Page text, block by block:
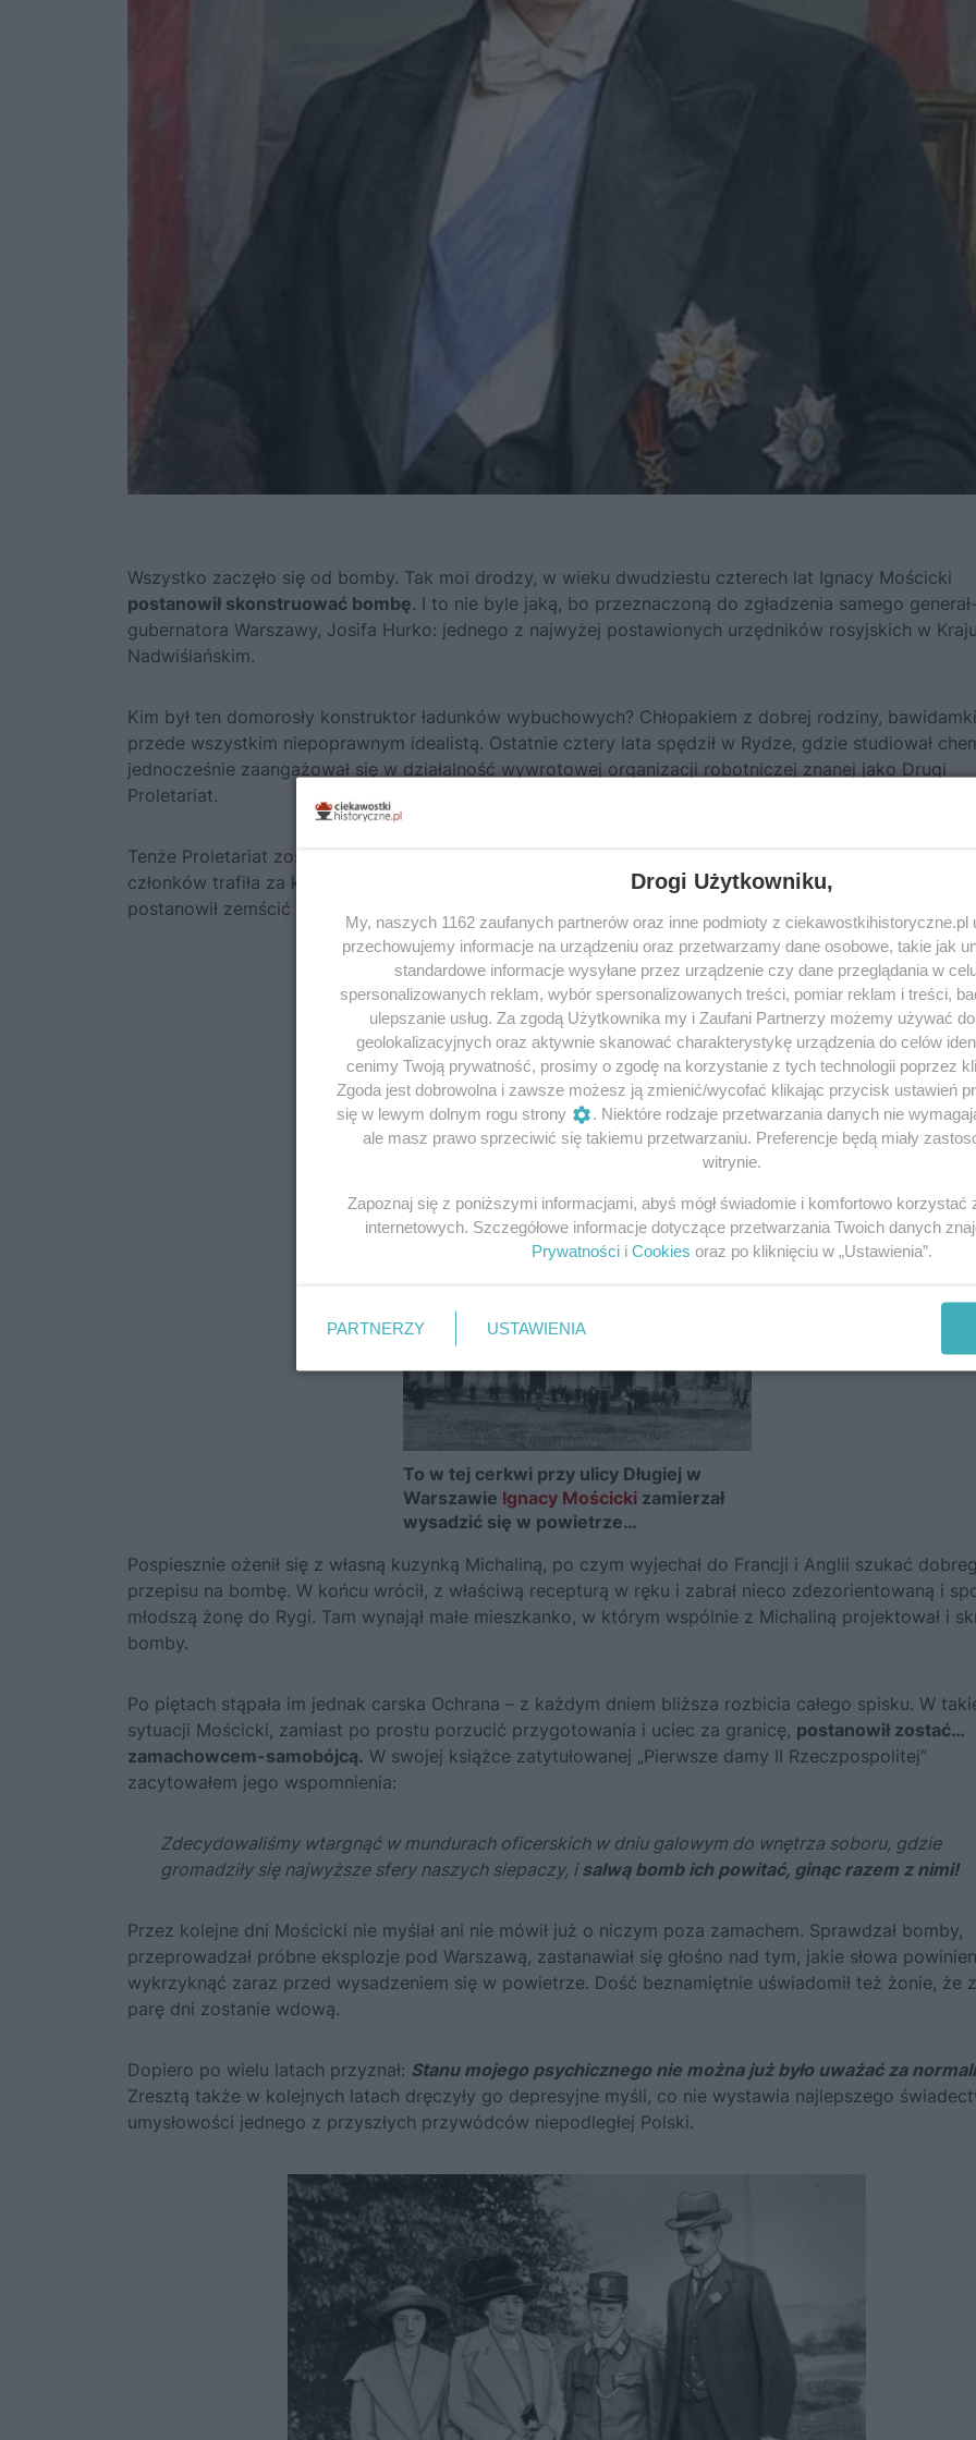
Wszystko zaczęło się od bomby. Tak moi drodzy, w wieku dwudziestu czterech lat Ignacy Mościcki
postanowił skonstruować bombę. I to nie byle jaką, bo przeznaczoną do zgładzenia samego generał-
gubernatora Warszawy, Josifa Hurko: jednego z najwyżej postawionych urzędników rosyjskich w Kraju
Nadwiślańskim.
Kim był ten domorosły konstruktor ładunków wybuchowych? Chłopakiem z dobrej rodziny,
przede wszystkim niepoprawnym idealistą. Ostatnie cztery lata spędził w Rydze, gdzie studiował
jednocześnie zaangażował się w działalność wywrotowej organizacji robotniczej znanej jako Drugi
Proletariat.
Tenże Proletariat został na początku lat 90. XIX wieku rozbity przez carską policję, a większość jego
członków trafiła za kratki. Akurat
pozostał na wolności i razem z dwoma kolegami
postanowił zemścić się na zaborcy.
To w tej cerkwi przy ulicy Długiej w
Warszawie Ignacy Mościckizamierzał
wysadzić się w powietrze…
Pospiesznie ożenił się z własną kuzynką Michaliną, po czym wyjechał do Francji i Anglii szukać
przepisu na bombę. W końcu wrócił, z właściwą recepturą w ręku i zabrał nieco zdezorientowaną i
młodszą żonę do Rygi. Tam wynajął małe mieszkanko, w którym wspólnie z Michaliną projektował i
bomby.
Po piętach stąpała im jednak carska Ochrana – z każdym dniem bliższa rozbicia całego spisku. W
sytuacji Mościcki, zamiast po prostu porzucić przygotowania i uciec za granicę, postanowił zostać…
zamachowcem-samobójcą. W swojej książce zatytułowanej „Pierwsze damy II Rzeczpospolitej”
zacytowałem jego wspomnienia:
Zdecydowaliśmy wtargnąć w mundurach oficerskich w dniu galowym do wnętrza soboru, gdzie
gromadziły się najwyższe sfery naszych siepaczy, isalwą bomb ich powitać, ginąc razem z nimi!
Przez kolejne dni Mościcki nie myślał ani nie mówił już o niczym poza zamachem. Sprawdzał bomby,
przeprowadzał próbne eksplozje pod Warszawą, zastanawiał się głośno nad tym, jakie słowa powinien
wykrzyknąć zaraz przed wysadzeniem się w powietrze. Dość beznamiętnie uświadomił też żonie, że
parę dni zostanie wdową.
Dopiero po wielu latach przyznał: Stanu mojego psychicznego nie można już było uważać za
Zresztą także w kolejnych latach dręczyły go depresyjne myśli, co nie wystawia najlepszego
umysłowości jednego z przyszłych przywódców niepodległej Polski.
Drogi Użytkowniku,
My, naszych 1162 zaufanych partnerów oraz inne podmioty z ciekawostkihistoryczne.pl
przechowujemy informacje na urządzeniu oraz przetwarzamy dane osobowe, takie jak
standardowe informacje wysyłane przez urządzenie czy dane przeglądania w
spersonalizowanych reklam, wybór spersonalizowanych treści, pomiar reklam i treści,
ulepszanie usług. Za zgodą Użytkownika my i Zaufani Partnerzy możemy używać
geolokalizacyjnych oraz aktywnie skanować charakterystykę urządzenia do celów
cenimy Twoją prywatność, prosimy o zgodę na korzystanie z tych technologii poprzez
Zgoda jest dobrowolna i zawsze możesz ją zmienić/wycofać klikając przycisk ustawień
się w lewym dolnym rogu strony
. Niektóre rodzaje przetwarzania danych nie
ale masz prawo sprzeciwić się takiemu przetwarzaniu. Preferencje będą miały
witrynie.
Zapoznaj się z poniższymi informacjami, abyś mógł świadomie i komfortowo
internetowych. Szczegółowe informacje dotyczące przetwarzania Twoich danych
Prywatności i Cookies oraz po kliknięciu w „Ustawienia”.
PARTNERZY USTAWIENIA